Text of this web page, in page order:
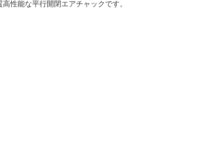
性能な平行開閉エアチャックです。